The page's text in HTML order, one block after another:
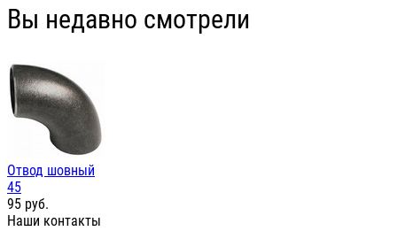
Вы недавно смотрели
Отвод шовный
45
95 руб.
Наши контакты